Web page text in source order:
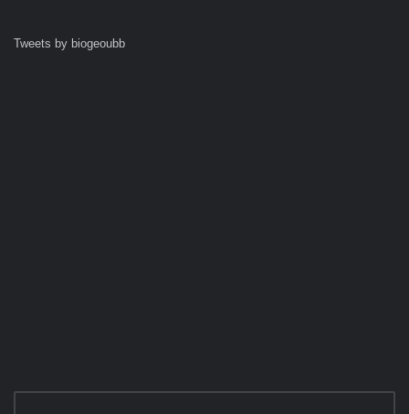
Tweets by biogeoubb